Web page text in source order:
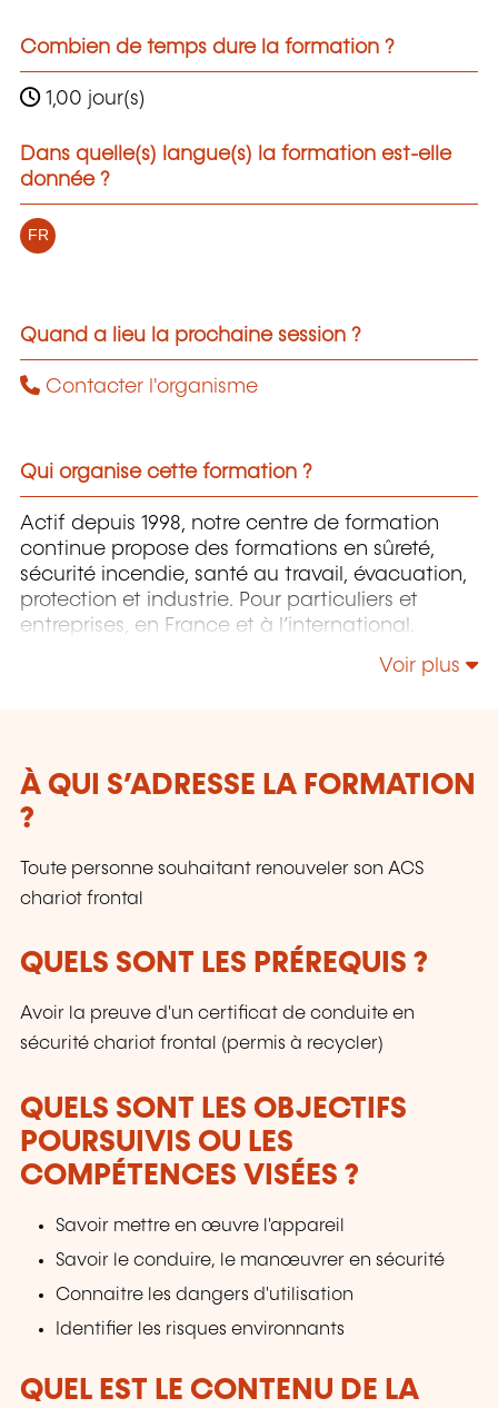
Combien de temps dure la formation ?
1,00 jour(s)
Dans quelle(s) langue(s) la formation est-elle
donnée ?
FR
Quand a lieu la prochaine session ?
Contacter l'organisme
Qui organise cette formation ?
Actif depuis 1998, notre centre de formation
continue propose des formations en sûreté,
sécurité incendie, santé au travail, évacuation,
protection et industrie. Pour particuliers et
entreprises, en France et à l’international.
Voir plus
À QUI S’ADRESSE LA FORMATION
?
Toute personne souhaitant renouveler son ACS
chariot frontal
QUELS SONT LES PRÉREQUIS ?
Avoir la preuve d'un certificat de conduite en
sécurité chariot frontal (permis à recycler)
QUELS SONT LES OBJECTIFS
POURSUIVIS OU LES
COMPÉTENCES VISÉES ?
Savoir mettre en œuvre l'appareil
Savoir le conduire, le manœuvrer en sécurité
Connaitre les dangers d'utilisation
Identifier les risques environnants
QUEL EST LE CONTENU DE LA